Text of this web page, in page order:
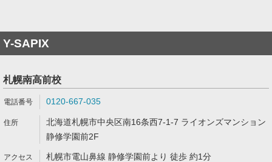
Y-SAPIX
札幌南高前校
0120-667-035
北海道札幌市中央区南16条西7-1-7 ライオンズマンション
静修学園前2F
札幌市電山鼻線 静修学園前より 徒歩 約1分